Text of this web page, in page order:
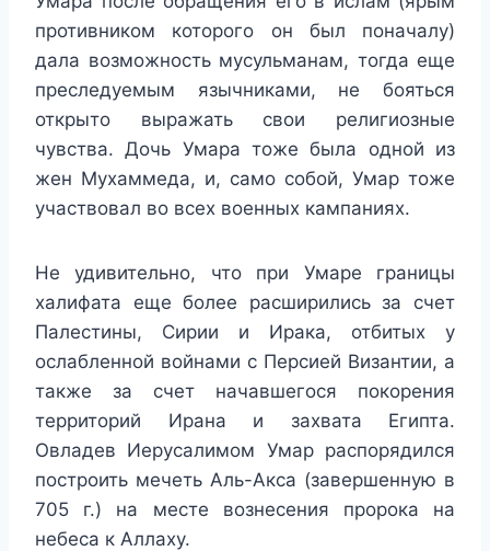
противником которого он был поначалу)
дала возможность мусульманам, тогда еще
преследуемым язычниками, не бояться
открыто выражать свои религиозные
чувства. Дочь Умара тоже была одной из
жен Мухаммеда, и, само собой, Умар тоже
участвовал во всех военных кампаниях.
Не удивительно, что при Умаре границы
халифата еще более расширились за счет
Палестины, Сирии и Ирака, отбитых у
ослабленной войнами с Персией Византии, а
также за счет начавшегося покорения
территорий Ирана и захвата Египта.
Овладев Иерусалимом Умар распорядился
построить мечеть Аль-Акса (завершенную в
705 г.) на месте вознесения пророка на
небеса к Аллаху.